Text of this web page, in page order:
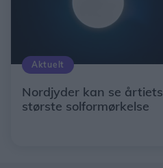
Aktuelt
Nordjyder kan se årtiets
største solformørkelse